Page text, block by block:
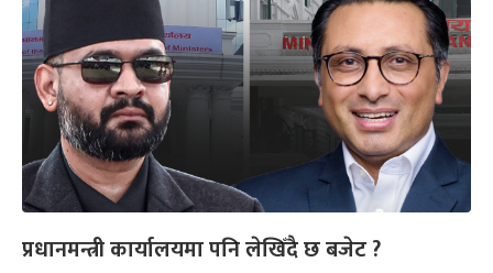
प्रधानमन्त्री कार्यालयमा पनि लेखिँदै छ बजेट ?